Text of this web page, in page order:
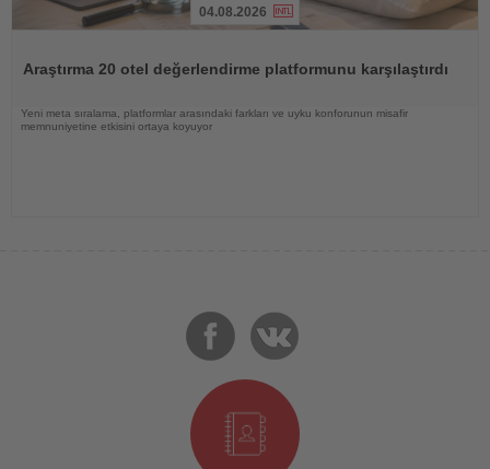
04.08.2026
Araştırma 20 otel değerlendirme platformunu karşılaştırdı
Yeni meta sıralama, platformlar arasındaki farkları ve uyku konforunun misafir
memnuniyetine etkisini ortaya koyuyor